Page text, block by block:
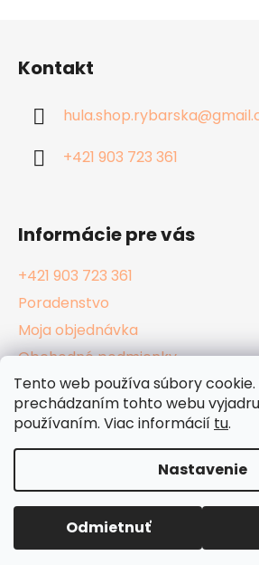
Tento web používa súbory
prechádzaním tohto webu
používaním. Viac informácií tu.
Nastavenie
Odmietnuť
Kontakt
hula.shop.rybarska@
+421 903 723 361
Informácie pre vás
+421 903 723 361
Poradenstvo
Moja objednávka
Obchodné podmienky
Reklamačný poriadok
Podmienky ochrany osobných
Vytvoril
Copyright 2026
vyhradené.Upraviť